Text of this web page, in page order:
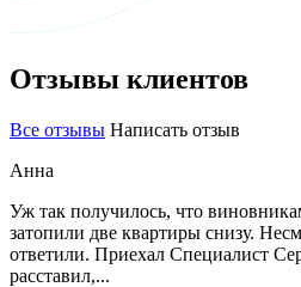
Отзывы клиентов
Все отзывы Написать отзыв
Анна
Уж так получилось, что
затопили две квартиры снизу.
ответили. Приехал Специалист
расставил,...